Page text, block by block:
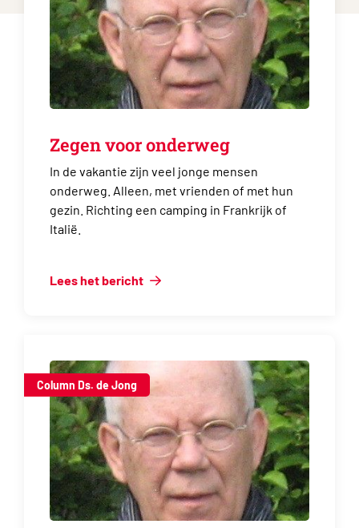
Zegen voor onderweg
In de vakantie zijn veel jonge mensen
onderweg. Alleen, met vrienden of met hun
gezin. Richting een camping in Frankrijk of
Italië.
Lees het bericht
Column Ds. de Jong